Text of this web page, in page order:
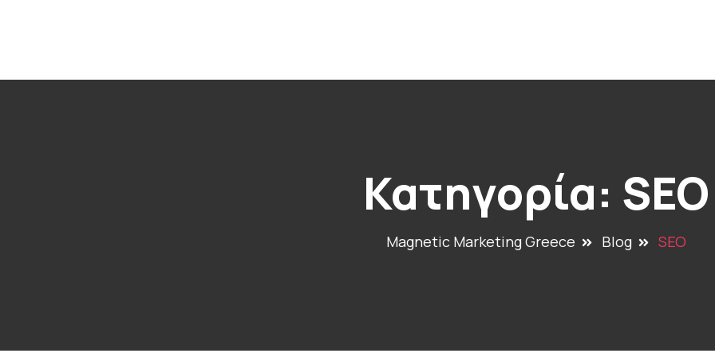
Κατηγορία: SEO
Magnetic Marketing Greece Blog SEO